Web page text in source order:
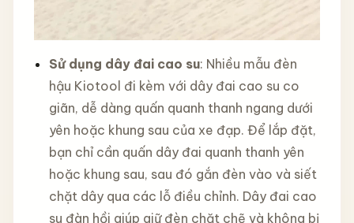
Sử dụng dây đai cao su: Nhiều mẫu đèn
hậu Kiotool đi kèm với dây đai cao su co
giãn, dễ dàng quấn quanh thanh ngang dưới
yên hoặc khung sau của xe đạp. Để lắp đặt,
bạn chỉ cần quấn dây đai quanh thanh yên
hoặc khung sau, sau đó gắn đèn vào và siết
chặt dây qua các lỗ điều chỉnh. Dây đai cao
su đàn hồi giúp giữ đèn chặt chẽ và không bị